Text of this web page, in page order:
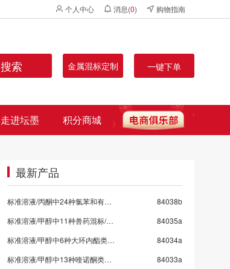
个人中心 消息(0) 购物指南
搜索 金属混标定制 一键下单
走进坛墨 积分商城
最新产品
标准溶液/丙酮中24种氯苯和有机氯混标
84038b
标准溶液/甲醇中11种兽药混标/SN/T 5724-2025-9
84035a
标准溶液/甲醇中6种大环内酯类抗生素混标/SN/T 5724-2025-8/保质期6个月
84034a
标准溶液/甲醇中13种喹诺酮类药物混标/SN/T 5724-2025-7
84033a